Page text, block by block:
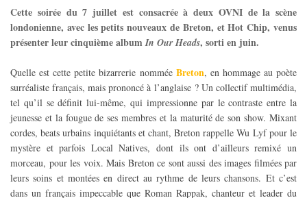
Cette soirée du 7 juillet est consacrée à deux OVNI de la scène
londonienne, avec les petits nouveaux de Breton, et Hot Chip, venus
présenter leur cinquième albumIn Our Heads, sorti en juin.
Quelle est cette petite bizarrerie nommée Breton, en hommage au poète
surréaliste français, mais prononcé à l’anglaise ? Un collectif multimédia,
tel qu’il se définit lui-même, qui impressionne par le contraste entre la
jeunesse et la fougue de ses membres et la maturité de son show. Mixant
cordes, beats urbains inquiétants et chant, Breton rappelle Wu Lyf pour le
mystère et parfois Local Natives, dont ils ont d’ailleurs remixé un
morceau, pour les voix. Mais Breton ce sont aussi des images filmées par
leurs soins et montées en direct au rythme de leurs chansons. Et c’est
dans un français impeccable que Roman Rappak, chanteur et leader du